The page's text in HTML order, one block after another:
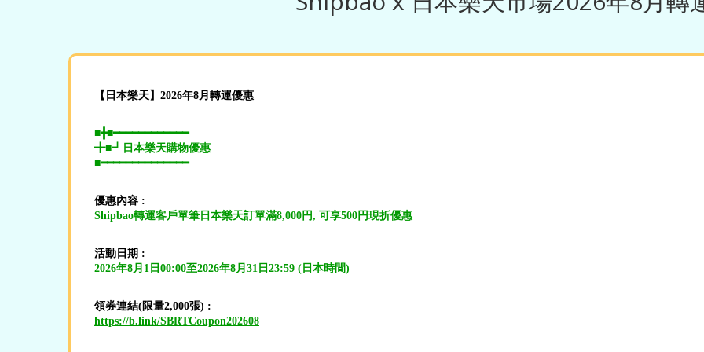
【日本樂天】2026年8月轉運優惠
■╋■━━━━━━━━━━━━
╋■┛日本樂天購物優惠
■━━━━━━━━━━━━━━
優惠內容 :
Shipbao轉運客戶單筆日本樂天訂單滿8,000円, 可享500円現折優惠
活動日期 :
2026年8月1日00:00至2026年8月31日23:59 (日本時間)
領券連結(限量2,000張) :
https://b.link/SBRTCoupon202608